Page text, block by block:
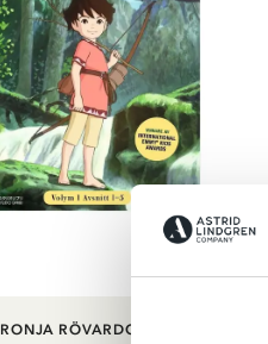
LÄGG I VARUKORG
RONJA RÖVARDOTTER